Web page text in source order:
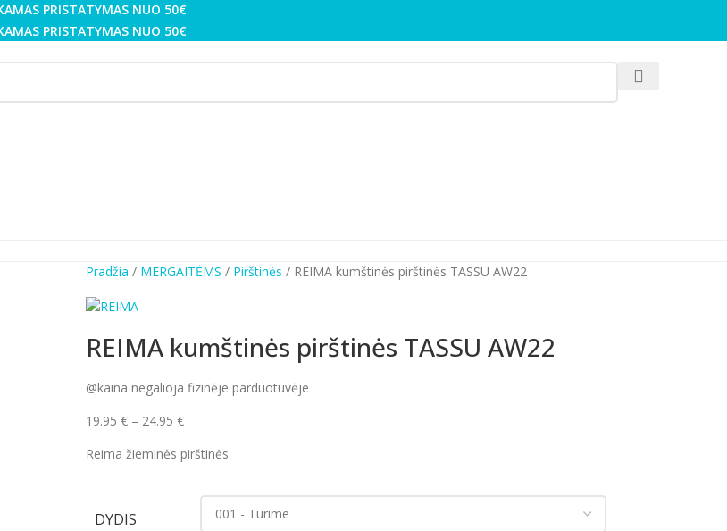
PRISTATYMAS NUO 50€
PRISTATYMAS NUO 50€
Pradžia MERGAITĖMS Pirštinės REIMA kumštinės pirštinės TASSU AW22
REIMA kumštinės pirštinės TASSU AW22
@kaina negalioja fizinėje parduotuvėje
19.95 € – 24.95 €
Reima žieminės pirštinės
DYDIS